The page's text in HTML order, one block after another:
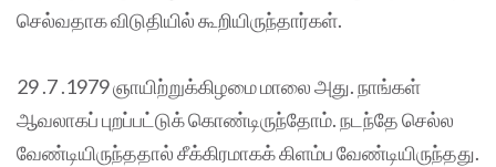
செல்வதாக விடுதியில் கூறியிருந்தார்கள்.
29 .7 .1979 ஞாயிற்றுக்கிழமை மாலை அது. நாங்கள்
ஆவலாகப் புறப்பட்டுக் கொண்டிருந்தோம். நடந்தே செல்ல
வேண்டியிருந்ததால் சீக்கிரமாகக் கிளம்ப வேண்டியிருந்தது.